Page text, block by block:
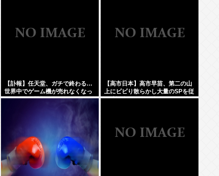
【訃報】任天堂、ガチで終わる…
世界中でゲーム機が売れなくなっ
てしまった模様
【高市日本】高市早苗、第二の山
上にビビり散らかし大量のSPを従
え演説台にも全面防弾ガラスを設